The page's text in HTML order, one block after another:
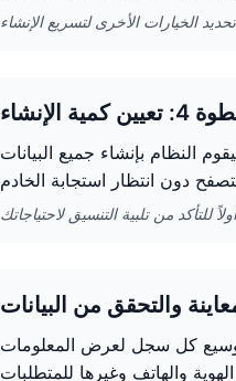
كمية الإنشاء
سيقوم النظام بإنشاء جميع البيانات
توسيع كل سجل لعرض المعلومات